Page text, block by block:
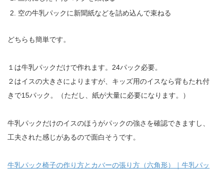
空の牛乳パックに新聞紙などを詰め込んで束ねる
どちらも簡単です。
１は牛乳パックだけで作れます。24パック必要。
２はイスの大きさによりますが、キッズ用のイスなら背もたれ付
きで15パック。（ただし、紙が大量に必要になります。）
牛乳パックだけのイスのほうがパックの強さを確認できますし、
工夫された感じがあるので面白そうです。
牛乳パック椅子の作り方とカバーの張り方（六角形）｜牛乳パッ